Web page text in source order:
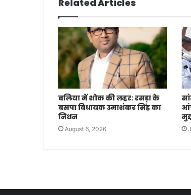
Related Articles
बलिया में शोक की लहर: रसड़ा के
बसपा विधायक उमाशंकर सिंह का
निधन
August 6, 2026